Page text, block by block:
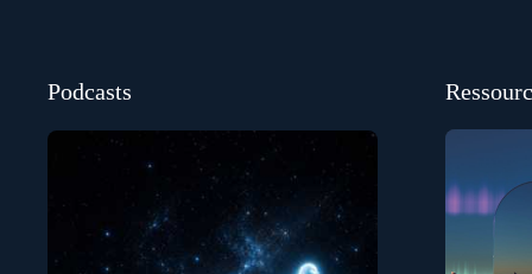
Podcasts